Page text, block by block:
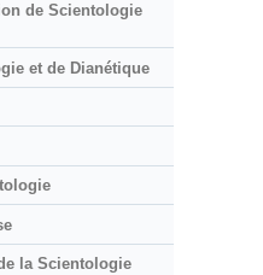
de Scientologie
et de Dianétique
la Scientologie